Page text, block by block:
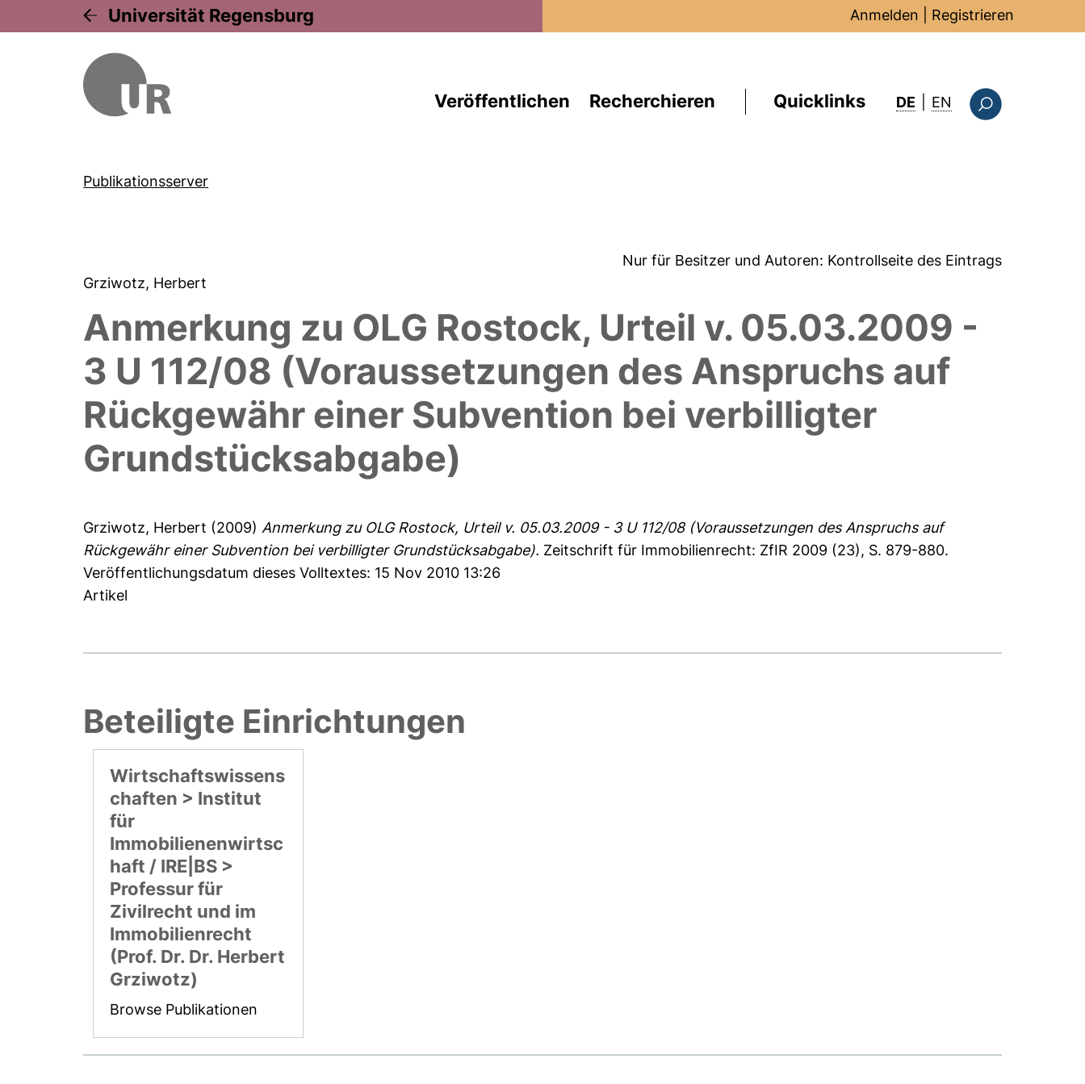
Universität Regensburg Anmelden Registrieren
Veröffentlichen Recherchieren Quicklinks DE EN : this page in
Publikationsserver
Nur für Besitzer und Autoren: Kontrollseite des Eintrags
Grziwotz, Herbert
Anmerkung zu OLG Rostock, Urteil v. 05.03.2009 -
3 U 112/08 (Voraussetzungen des Anspruchs auf
Rückgewähr einer Subvention bei verbilligter
Grundstücksabgabe)
Grziwotz, Herbert (2009)Anmerkung zu OLG Rostock, Urteil v. 05.03.2009 - 3 U 112/08 (Voraussetzungen des Anspruchs auf
Rückgewähr einer Subvention bei verbilligter Grundstücksabgabe). Zeitschrift für Immobilienrecht: ZfIR 2009 (23), S. 879-880.
Veröffentlichungsdatum dieses Volltextes: 15 Nov 2010 13:26
Artikel
Beteiligte Einrichtungen
Wirtschaftswissens
chaften > Institut
für
Immobilienenwirtsc
haft / IRE|BS >
Professur für
Zivilrecht und im
Immobilienrecht
(Prof. Dr. Dr. Herbert
Grziwotz)
Browse Publikationen